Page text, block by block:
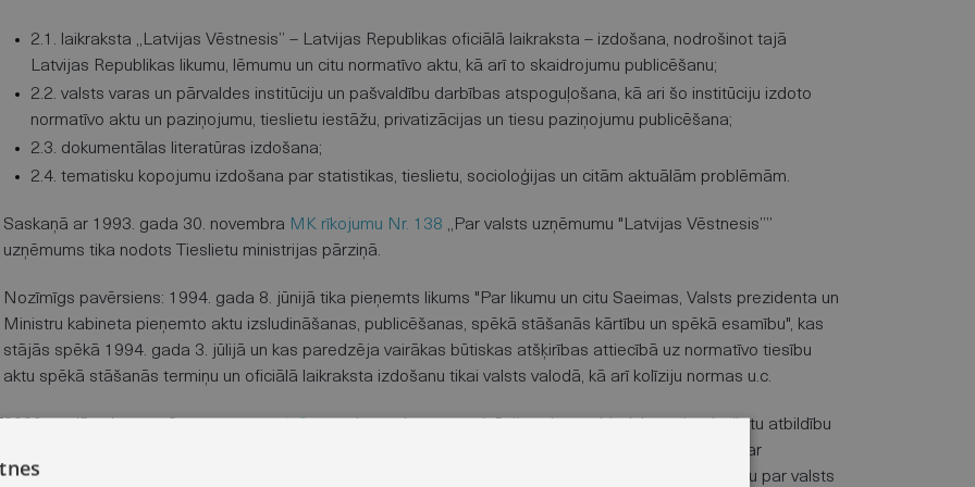
2.1. laikraksta „Latvijas Vēstnesis” – Latvijas Republikas oficiālā laikraksta – izdošana, nodrošinot tajā
Latvijas Republikas likumu, lēmumu un citu normatīvo aktu, kā arī to skaidrojumu publicēšanu;
2.2. valsts varas un pārvaldes institūciju un pašvaldību darbības atspoguļošana, kā ari šo institūciju izdoto
normatīvo aktu un paziņojumu, tieslietu iestāžu, privatizācijas un tiesu paziņojumu publicēšana;
2.3. dokumentālas literatūras izdošana;
2.4. tematisku kopojumu izdošana par statistikas, tieslietu, socioloģijas un citām aktuālām problēmām.
Saskaņā ar 1993. gada 30. novembra MK rīkojumu Nr. 138 „Par valsts uzņēmumu "Latvijas Vēstnesis””
uzņēmums tika nodots Tieslietu ministrijas pārziņā.
Nozīmīgs pavērsiens: 1994. gada 8. jūnijā tika pieņemts likums "Par likumu un citu Saeimas, Valsts prezidenta un
Ministru kabineta pieņemto aktu izsludināšanas, publicēšanas, spēkā stāšanās kārtību un spēkā esamību", kas
stājās spēkā 1994. gada 3. jūlijā un kas paredzēja vairākas būtiskas atšķirības attiecībā uz normatīvo tiesību
aktu spēkā stāšanās termiņu un oficiālā laikraksta izdošanu tikai valsts valodā, kā arī kolīziju normas u.c.
par bezpeļņas organizāciju valsts sabiedrību ar ierobežotu atbildību
“Par
bezpeļņas organizācijas valsts sabiedrības ar ierobežotu atbildību “Latvijas Vēstnesis” pārveidošanu par valsts